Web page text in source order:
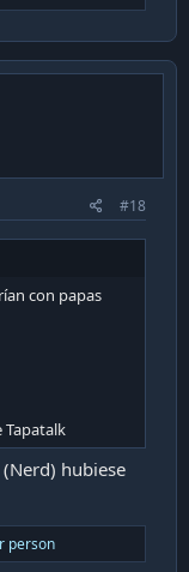
#18
con papas
Tapatalk
hubiese
person